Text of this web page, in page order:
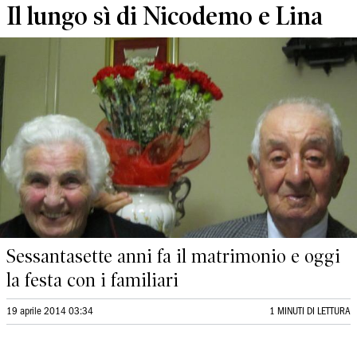
Il lungo sì di Nicodemo e Lina
Sessantasette anni fa il matrimonio e oggi
la festa con i familiari
19 aprile 2014 03:34 1 MINUTI DI LETTURA